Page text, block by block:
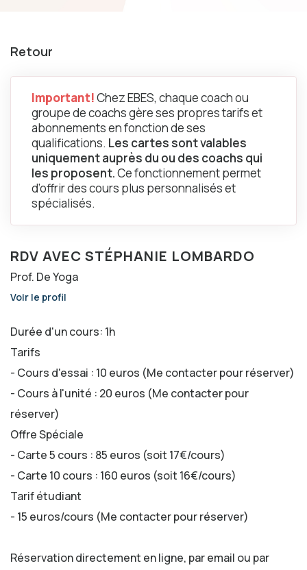
Retour
Important!Chez EBES, chaque coach ou
groupe de coachs gère ses propres tarifs et
abonnements en fonction de ses
qualifications. Les cartes sont valables
uniquement auprès du ou des coachs qui
les proposent.Ce fonctionnement permet
d’offrir des cours plus personnalisés et
spécialisés.
RDV AVEC STÉPHANIE LOMBARDO
Prof. De Yoga
Voir le profil
Durée d'un cours: 1h
Tarifs
- Cours d'essai : 10 euros (Me contacter pour réserver)
- Cours à l'unité : 20 euros (Me contacter pour
réserver)
Offre Spéciale
- Carte 5 cours : 85 euros (soit 17€/cours)
- Carte 10 cours : 160 euros (soit 16€/cours)
Tarif étudiant
- 15 euros/cours (Me contacter pour réserver)
Réservation directement en ligne, par email ou par